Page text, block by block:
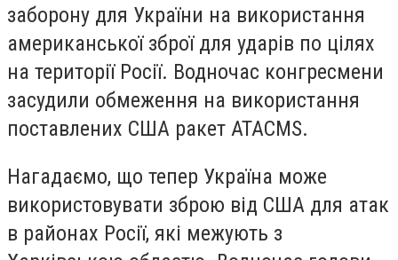
заборону для України на використання
американської зброї для ударів по цілях
на території Росії. Водночас конгресмени
засудили обмеження на використання
поставлених США ракет ATACMS.
Нагадаємо, що тепер Україна може
використовувати зброю від США для атак
в районах Росії, які межують з